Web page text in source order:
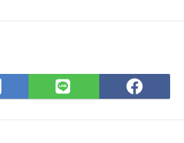
は
て
LINE
で
で